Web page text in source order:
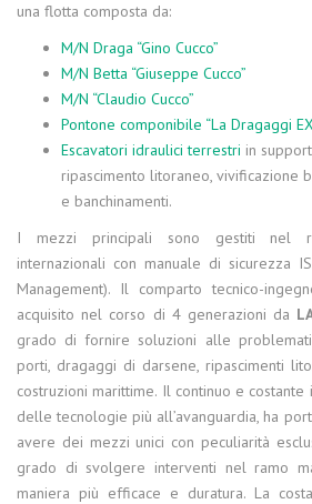
una flotta composta da:
M/N Draga “Gino Cucco”
M/N Betta “Giuseppe Cucco”
M/N “Claudio Cucco”
Pontone componibile “La Dragaggi
Escavatori idraulici terrestri in
ripascimento litoraneo, vivificazione
e banchinamenti.
I mezzi principali sono gestiti nel
internazionali con manuale di sicurezza
Management). Il comparto tecnico-
acquisito nel corso di 4 generazioni da
grado di fornire soluzioni alle
porti, dragaggi di darsene, ripascimenti
costruzioni marittime. Il continuo e
delle tecnologie più all’avanguardia, ha
avere dei mezzi unici con peculiarità
grado di svolgere interventi nel ramo
maniera più efficace e duratura. La